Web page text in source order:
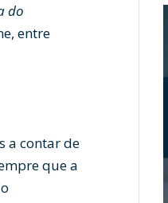
do
entre
a contar de
que a